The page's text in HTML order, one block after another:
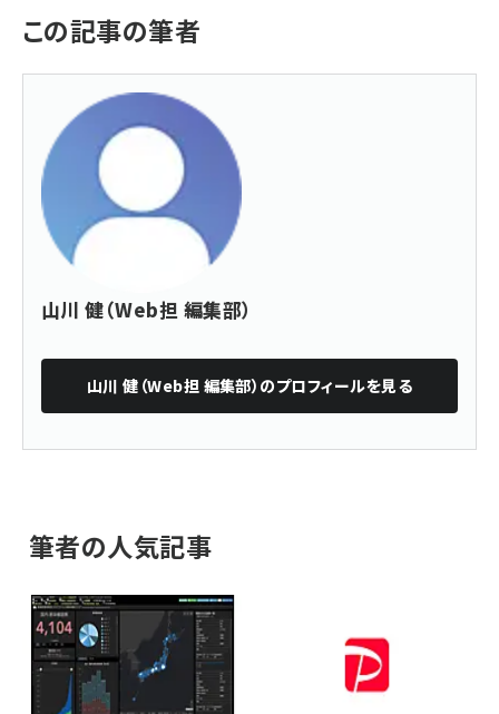
この記事の筆者
山川 健（Web担 編集部）
山川 健（Web担 編集部） のプロフィールを見る
筆者の人気記事